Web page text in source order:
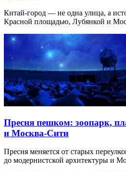
Китай-город — не одна улица, а
Красной площадью, Лубянкой и
Пресня пешком: зоопарк,
и Москва-Сити
Пресня меняется от старых
до модернистской архитектуры и